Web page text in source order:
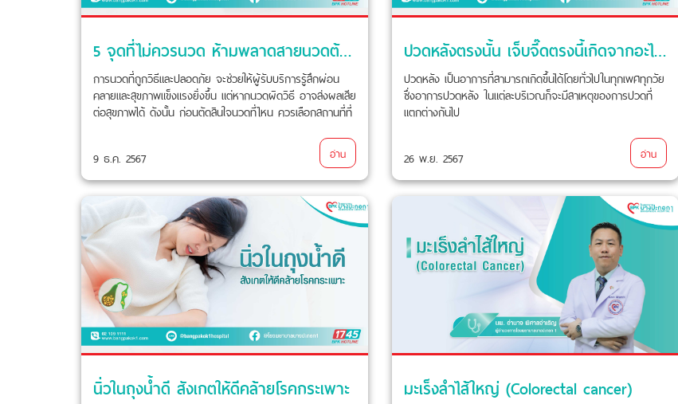
5 จุดที่ไม่ควรนวด ห้ามพลาดสายนวดต้องรู้
การนวดที่ถูกวิธีและปลอดภัย จะช่วยให้ผู้รับบริการรู้สึกผ่อน
คลายและสุขภาพแข็งแรงยิ่งขึ้น แต่หากนวดผิดวิธี อาจส่งผลเสีย
ต่อสุขภาพได้ ดังนั้น ก่อนตัดสินใจนวดที่ไหน ควรเลือกสถานที่ที่
9 ธ.ค. 2567
อ่าน
ปวดหลังตรงนั้น เจ็บจี๊ดตรงนี้เกิดจากอะไร?
ปวดหลัง เป็นอาการที่สามารถเกิดขึ้นได้โดยทั่วไปในทุกเพศทุกวัย
ซึ่งอาการปวดหลัง ในแต่ละบริเวณก็จะมีสาเหตุของการปวดที่
แตกต่างกันไป
26 พ.ย. 2567 อ่าน
นิ่วในถุงน้ำดี สังเกตให้ดีคล้ายโรคกระเพาะ มะเร็งลำไส้ใหญ่ (Colorectal cancer)